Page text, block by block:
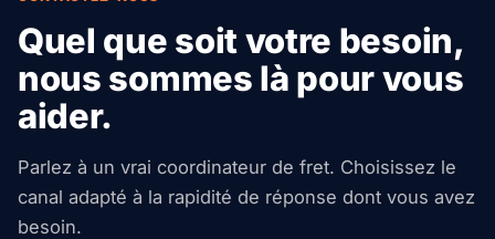
Quel que soit votre besoin,
nous sommes là pour vous
aider.
Parlez à un vrai coordinateur de fret. Choisissez le
canal adapté à la rapidité de réponse dont vous avez
besoin.